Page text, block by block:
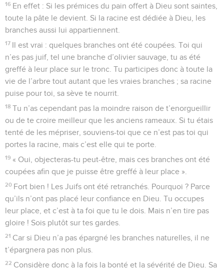
16 En effet : Si les prémices du pain offert à Dieu sont saintes,
toute la pâte le devient. Si la racine est dédiée à Dieu, les
branches aussi lui appartiennent.
17 Il est vrai : quelques branches ont été coupées. Toi qui
n’es pas juif, tel une branche d’olivier sauvage, tu as été
greffé à leur place sur le tronc. Tu participes donc à toute la
vie de l’arbre tout autant que les vraies branches ; sa racine
puise pour toi, sa sève te nourrit.
18 Tu n’as cependant pas la moindre raison de t’enorgueillir
ou de te croire meilleur que les anciens rameaux. Si tu étais
tenté de les mépriser, souviens-toi que ce n’est pas toi qui
portes la racine, mais c’est elle qui te porte.
19 « Oui, objecteras-tu peut-être, mais ces branches ont été
coupées afin que je puisse être greffé à leur place ».
20 Fort bien ! Les Juifs ont été retranchés. Pourquoi ? Parce
qu’ils n’ont pas placé leur confiance en Dieu. Tu occupes
leur place, et c’est à ta foi que tu le dois. Mais n’en tire pas
gloire ! Sois plutôt sur tes gardes.
21 Car si Dieu n’a pas épargné les branches naturelles, il ne
t’épargnera pas non plus.
22 Considère donc à la fois la bonté et la sévérité de Dieu. Sa